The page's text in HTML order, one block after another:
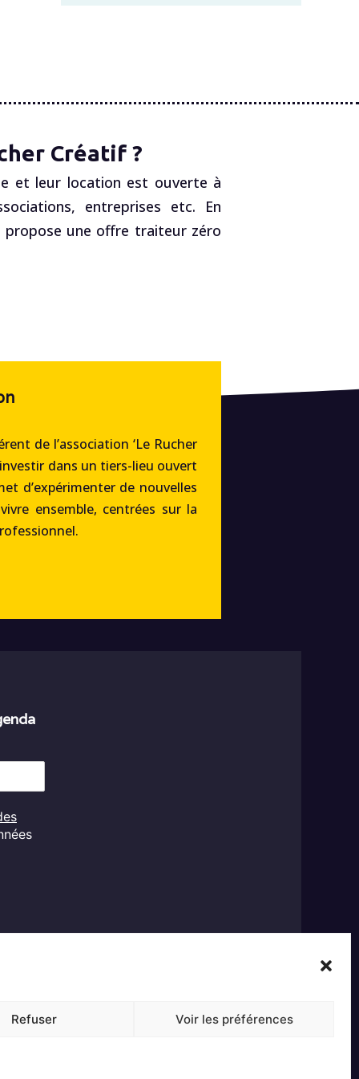
Refuser Voir les préférences
Créatif ?
et leur location est ouverte à
entreprises etc. En
propose une offre traiteur zéro
de l’association ‘Le Rucher
dans un tiers-lieu ouvert
d’expérimenter de nouvelles
ensemble, centrées sur la